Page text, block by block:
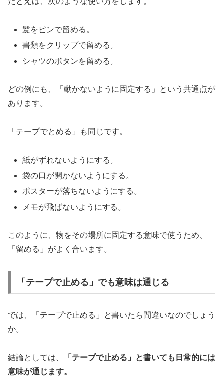
髪をピンで留める。
書類をクリップで留める。
シャツのボタンを留める。
どの例にも、「動かないように固定する」という共通点が
あります。
「テープでとめる」も同じです。
紙がずれないようにする。
袋の口が開かないようにする。
ポスターが落ちないようにする。
メモが飛ばないようにする。
このように、物をその場所に固定する意味で使うため、
「留める」がよく合います。
「テープで止める」でも意味は通じる
では、「テープで止める」と書いたら間違いなのでしょう
か。
結論としては、
「テープで止める」と書いても日常的には
意味が通じます。